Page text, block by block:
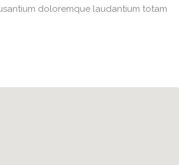
doloremque laudantium totam